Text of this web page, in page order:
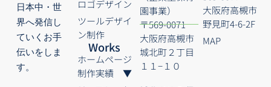
日本中・世
界へ発信し
ていくお手
伝いをしま
す。
ロゴデザイン
ツールデザイ
ン制作
Works
ホームページ
制作実績 ▼
園事業）
〒569-0071
大阪府高槻市
城北町２丁目
１１−１０
大阪府高槻市
野見町4-6-2F
MAP